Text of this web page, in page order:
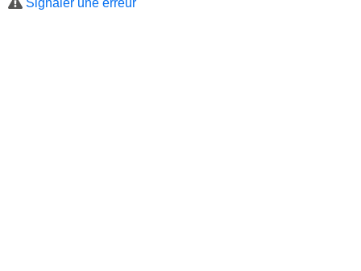
Signaler une erreur